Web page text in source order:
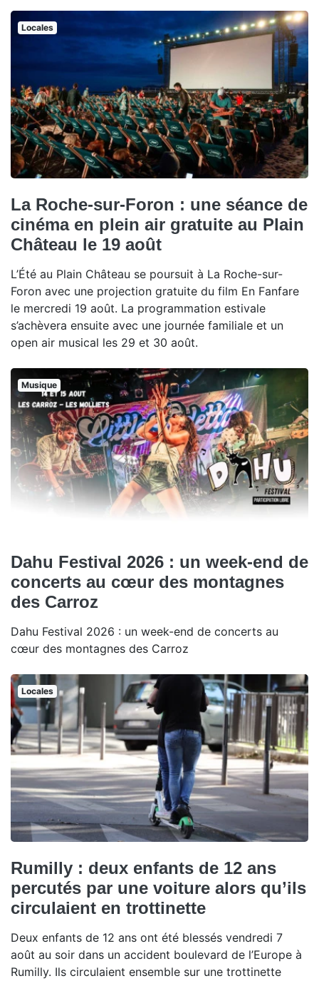
Locales
La Roche-sur-Foron : une séance de
cinéma en plein air gratuite au Plain
Château le 19 août
L’Été au Plain Château se poursuit à La Roche-sur-
Foron avec une projection gratuite du film En Fanfare
le mercredi 19 août. La programmation estivale
s’achèvera ensuite avec une journée familiale et un
open air musical les 29 et 30 août.
Musique
Dahu Festival 2026 : un week-end de
concerts au cœur des montagnes
des Carroz
Dahu Festival 2026 : un week-end de concerts au
cœur des montagnes des Carroz
Locales
Rumilly : deux enfants de 12 ans
percutés par une voiture alors qu’ils
circulaient en trottinette
Deux enfants de 12 ans ont été blessés vendredi 7
août au soir dans un accident boulevard de l’Europe à
Rumilly. Ils circulaient ensemble sur une trottinette